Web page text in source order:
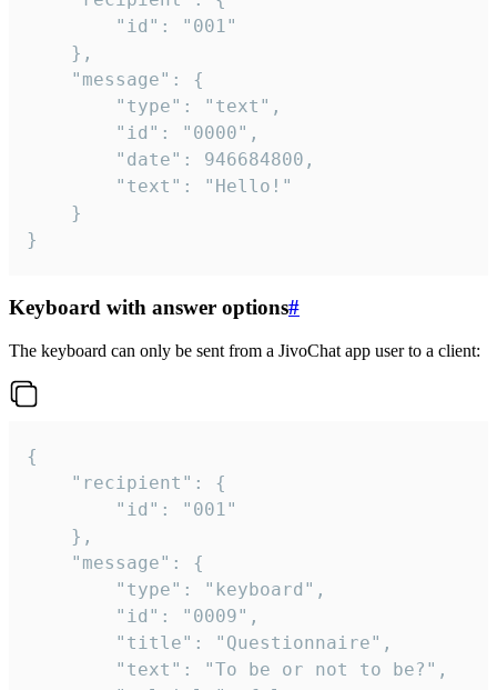
}
Keyboard with answer options#
The keyboard can only be sent from a JivoChat app user to a client:
{